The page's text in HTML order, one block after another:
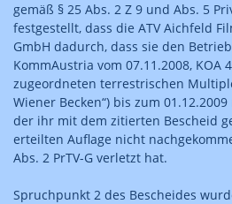
gemäß § 25 Abs. 2 Z 9 und Abs. 5
festgestellt, dass die ATV Aichfeld
GmbH dadurch, dass sie den
KommAustria vom 07.11.2008, KOA
zugeordneten terrestrischen
Wiener Becken“) bis zum
der ihr mit dem zitierten Bescheid
erteilten Auflage nicht
Abs. 2 PrTV-G verletzt hat.
Spruchpunkt 2 des Bescheides